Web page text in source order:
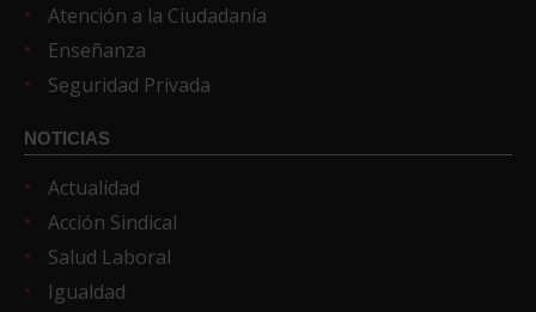
Atención a la Ciudadanía
Enseñanza
Seguridad Privada
NOTICIAS
Actualidad
Acción Sindical
Salud Laboral
Igualdad